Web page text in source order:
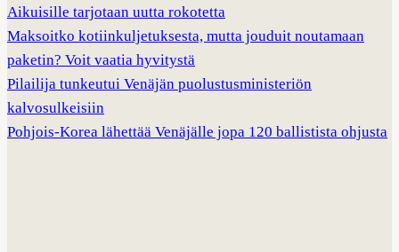
Aikuisille tarjotaan uutta rokotetta
Maksoitko kotiinkuljetuksesta, mutta jouduit noutamaan
paketin? Voit vaatia hyvitystä
Pilailija tunkeutui Venäjän puolustusministeriön
kalvosulkeisiin
Pohjois-Korea lähettää Venäjälle jopa 120 ballistista ohjusta